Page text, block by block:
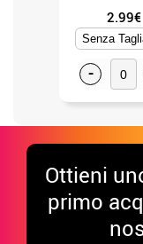
2.99€
-
Ottieni
primo